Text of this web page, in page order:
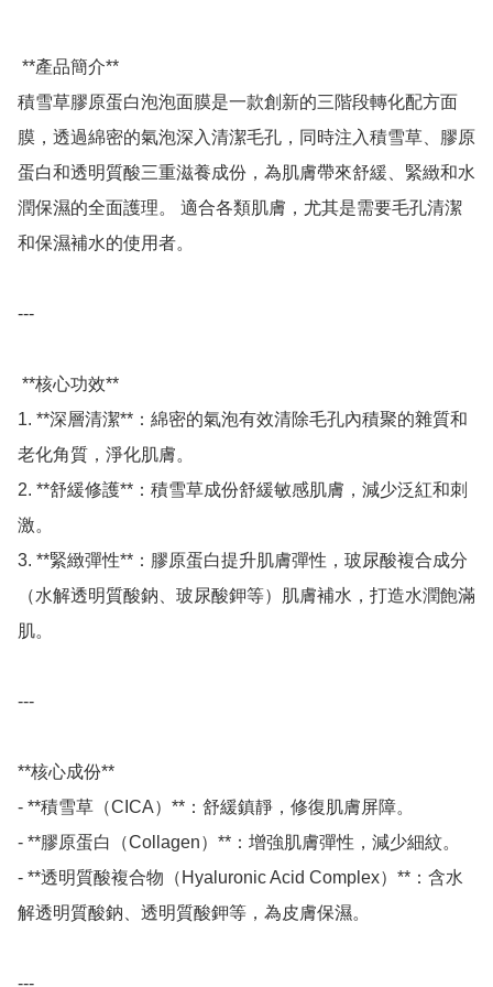
積雪草膠原蛋白泡泡面膜是一款創新的三階段轉化配方面
膜，透過綿密的氣泡深入清潔毛孔，同時注入積雪草、膠原
蛋白和透明質酸三重滋養成份，為肌膚帶來舒緩、緊緻和水
潤保濕的全面護理。 適合各類肌膚，尤其是需要毛孔清潔
和保濕補水的使用者。
---
1. **深層清潔**：綿密的氣泡有效清除毛孔內積聚的雜質和
老化角質，淨化肌膚。
2. **舒緩修護**：積雪草成份舒緩敏感肌膚，減少泛紅和刺
激。
3. **緊緻彈性**：膠原蛋白提升肌膚彈性，玻尿酸複合成分
（水解透明質酸鈉、玻尿酸鉀等）肌膚補水，打造水潤飽滿
肌。
---
**核心成份**
- **積雪草（CICA）**：舒緩鎮靜，修復肌膚屏障。
- **膠原蛋白（Collagen）**：增強肌膚彈性，減少細紋。
- **透明質酸複合物（Hyaluronic Acid Complex）**：含水
解透明質酸鈉、透明質酸鉀等，為皮膚保濕。